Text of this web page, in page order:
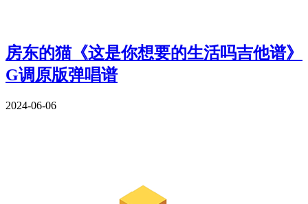
房东的猫《这是你想要的生活吗吉他谱》
G调原版弹唱谱
2024-06-06